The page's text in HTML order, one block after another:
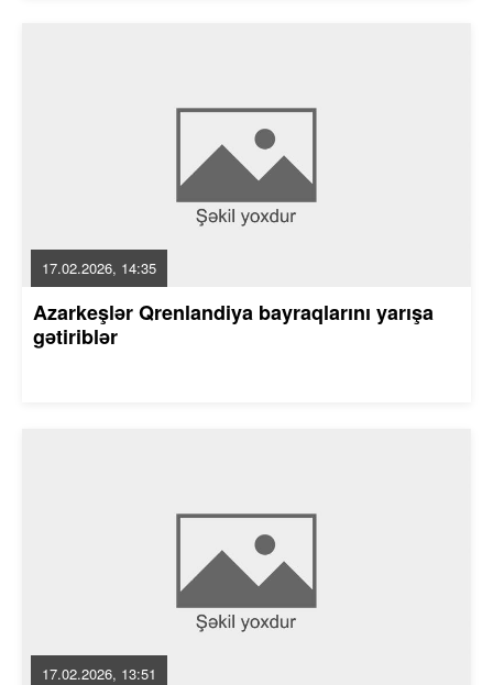
17.02.2026, 14:35
Azarkeşlər Qrenlandiya bayraqlarını yarışa
gətiriblər
17.02.2026, 13:51